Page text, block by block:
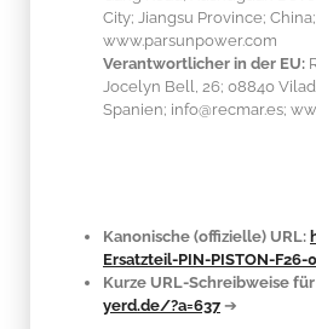
City; Jiangsu Province;
www.parsunpower.com
Verantwortlicher in der EU:
Jocelyn Bell, 26; 08840
Spanien; info@recmar.es;
Kanonische (offizielle) URL:
Ersatzteil-PIN-PISTON-F26-
Kurze URL-Schreibweise
yerd.de/?a=637 ➔